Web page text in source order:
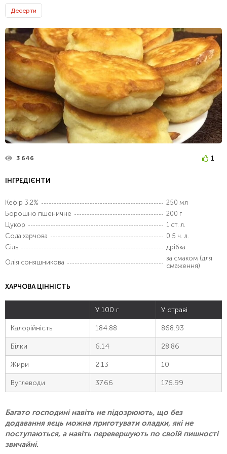
Десерти
3 646 1
ІНГРЕДІЄНТИ
Кефір 3,2%
250 мл
Борошно пшеничне
200 г
Цукор
1 ст. л.
Сода харчова
0.5 ч. л.
Сіль
дрібка
Олія соняшникова
за смаком (для
смаження)
ХАРЧОВА ЦІННІСТЬ
У 100 г У страві
Калорійність 184.88 868.93
Білки 6.14 28.86
Жири 2.13 10
Вуглеводи 37.66 176.99
Багато господині навіть не підозрюють, що без
додавання яєць можна приготувати оладки, які не
поступаються, а навіть перевершують по своїй пишності
звичайні.